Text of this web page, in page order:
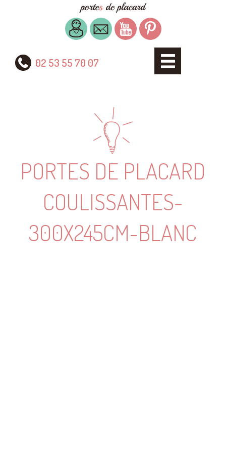
02 53 55 70 07
PORTES DE PLACARD
COULISSANTES-
300X245CM-BLANC